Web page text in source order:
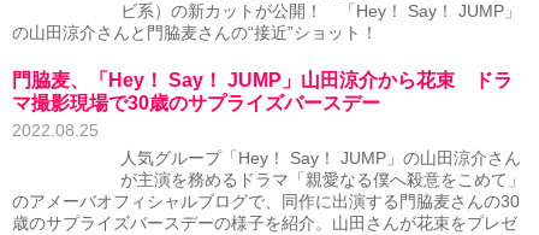
ビ系）の新カットが公開！ 「Hey！ Say！ JUMP」
の山田涼介さんと門脇麦さんの“接近”ショット！
門脇麦、「Hey！ Say！ JUMP」山田涼介から花束 ドラ
マ撮影現場で30歳のサプライズバースデー
2022.08.25
人気グループ「Hey！ Say！ JUMP」の山田涼介さん
が主演を務めるドラマ「親愛なる僕へ殺意をこめて」
のアメーバオフィシャルブログで、同作に出演する門脇麦さんの30
歳のサプライズバースデーの様子を紹介。山田さんが花束をプレゼ